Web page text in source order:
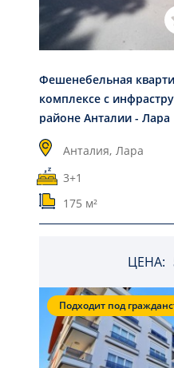
Фешенебельная
комплексе с
районе Анталии - Лара
Анталия, Лара
3+1
175 м²
ЦЕНА:
Подходит под